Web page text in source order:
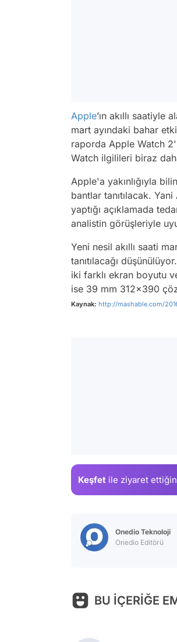
Apple’ın akıllı
mart ayındaki bahar
raporda Apple Watch
Watch ilgilileri biraz
Apple'a yakınlığıyla
bantlar tanıtılacak.
yaptığı açıklamada
analistin görüşleriyle
Yeni nesil akıllı saati
tanıtılacağı
iki farklı ekran boyutu
ise 39 mm 312x390
Kaynak: http://mashable.com/
Keşfet ile ziyaret ettiğin
Onedio Teknoloji
Onedio Editörü
BU İÇERİĞE